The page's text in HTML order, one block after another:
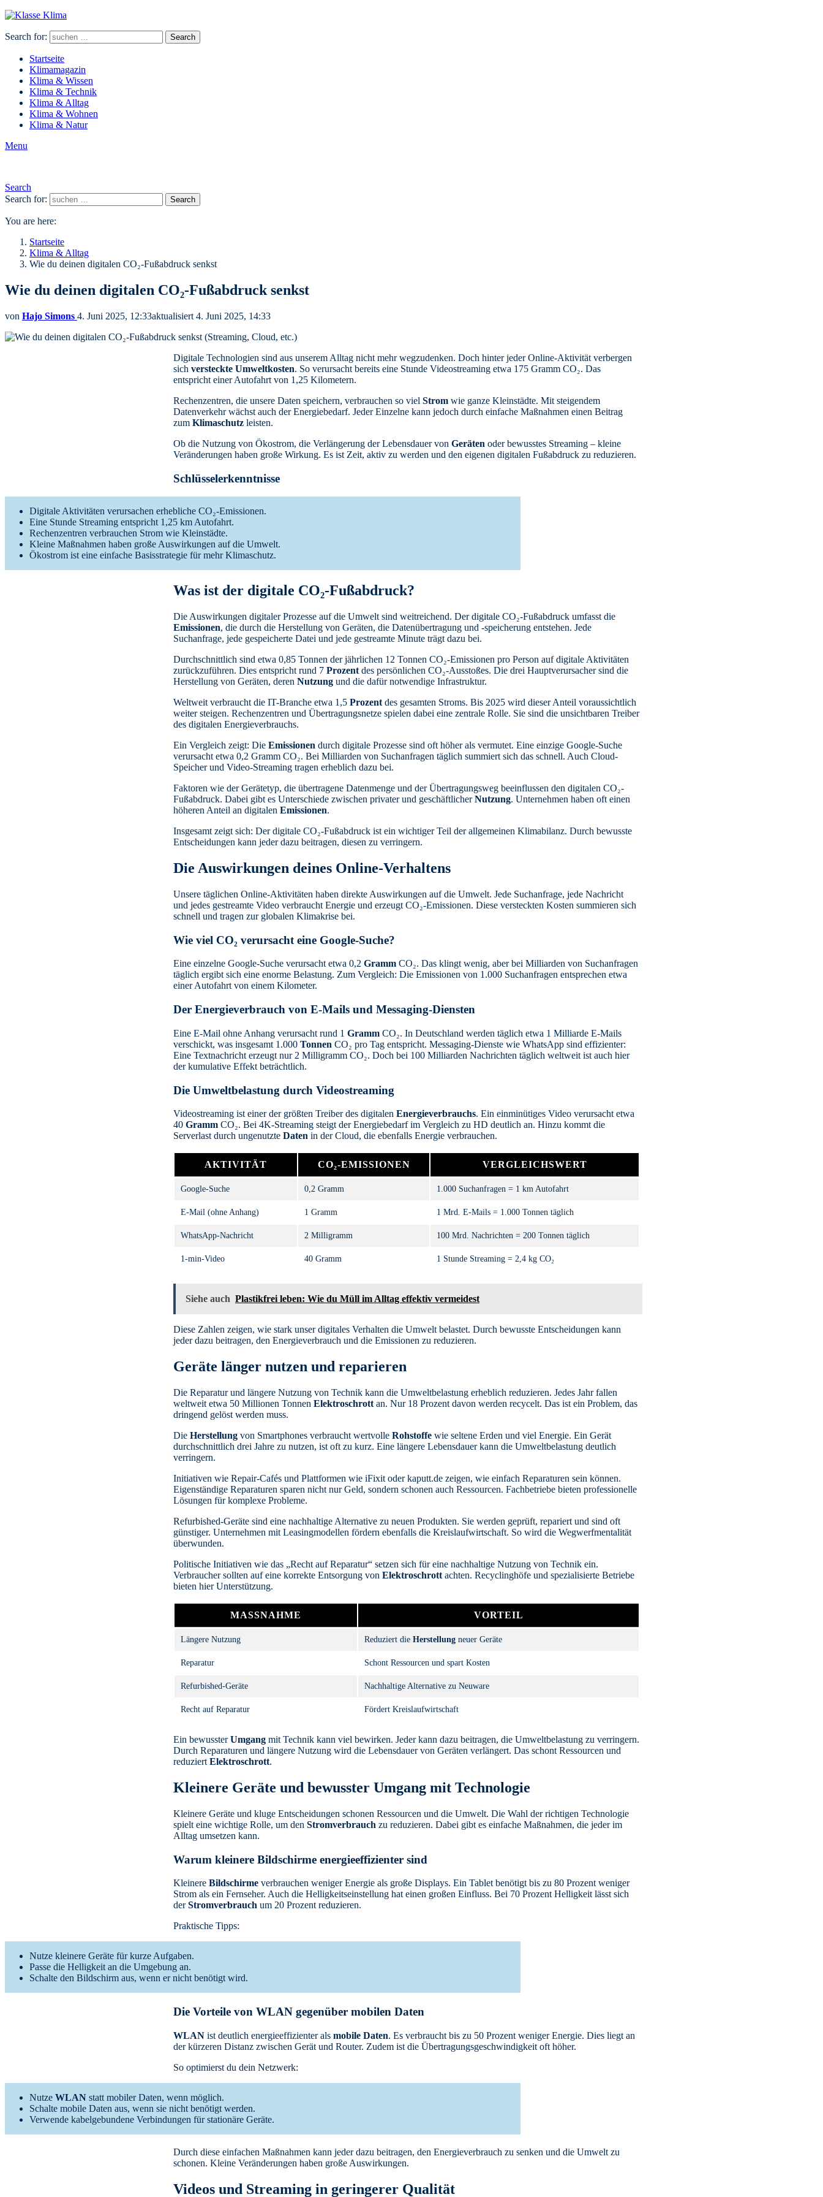
Search for: Search
Startseite
Klimamagazin
Klima & Wissen
Klima & Technik
Klima & Alltag
Klima & Wohnen
Klima & Natur
Menu
Search
Search for:
Search
You are here:
Startseite
Klima & Alltag
Wie du deinen digitalen CO₂-Fußabdruck senkst
Wie du deinen digitalen CO₂-Fußabdruck senkst
von Hajo Simons 4. Juni 2025, 12:33aktualisiert 4. Juni 2025, 14:33
Digitale Technologien sind aus unserem Alltag nicht mehr wegzudenken. Doch hinter jeder Online-Aktivität verbergen
sich versteckte Umweltkosten. So verursacht bereits eine Stunde Videostreaming etwa 175 Gramm CO₂. Das
entspricht einer Autofahrt von 1,25 Kilometern.
Rechenzentren, die unsere Daten speichern, verbrauchen so viel Strom wie ganze Kleinstädte. Mit steigendem
Datenverkehr wächst auch der Energiebedarf. Jeder Einzelne kann jedoch durch einfache Maßnahmen einen Beitrag
zum Klimaschutz leisten.
Ob die Nutzung von Ökostrom, die Verlängerung der Lebensdauer von Geräten oder bewusstes Streaming – kleine
Veränderungen haben große Wirkung. Es ist Zeit, aktiv zu werden und den eigenen digitalen Fußabdruck zu reduzieren.
Schlüsselerkenntnisse
Digitale Aktivitäten verursachen erhebliche CO₂-Emissionen.
Eine Stunde Streaming entspricht 1,25 km Autofahrt.
Rechenzentren verbrauchen Strom wie Kleinstädte.
Kleine Maßnahmen haben große Auswirkungen auf die Umwelt.
Ökostrom ist eine einfache Basisstrategie für mehr Klimaschutz.
Was ist der digitale CO₂-Fußabdruck?
Die Auswirkungen digitaler Prozesse auf die Umwelt sind weitreichend. Der digitale CO₂-Fußabdruck umfasst die
Emissionen, die durch die Herstellung von Geräten, die Datenübertragung und -speicherung entstehen. Jede
Suchanfrage, jede gespeicherte Datei und jede gestreamte Minute trägt dazu bei.
Durchschnittlich sind etwa 0,85 Tonnen der jährlichen 12 Tonnen CO₂-Emissionen pro Person auf digitale Aktivitäten
zurückzuführen. Dies entspricht rund 7 Prozent des persönlichen CO₂-Ausstoßes. Die drei Hauptverursacher sind die
Herstellung von Geräten, deren Nutzung und die dafür notwendige Infrastruktur.
Weltweit verbraucht die IT-Branche etwa 1,5 Prozent des gesamten Stroms. Bis 2025 wird dieser Anteil voraussichtlich
weiter steigen. Rechenzentren und Übertragungsnetze spielen dabei eine zentrale Rolle. Sie sind die unsichtbaren Treiber
des digitalen Energieverbrauchs.
Ein Vergleich zeigt: Die Emissionen durch digitale Prozesse sind oft höher als vermutet. Eine einzige Google-Suche
verursacht etwa 0,2 Gramm CO₂. Bei Milliarden von Suchanfragen täglich summiert sich das schnell. Auch Cloud-
Speicher und Video-Streaming tragen erheblich dazu bei.
Faktoren wie der Gerätetyp, die übertragene Datenmenge und der Übertragungsweg beeinflussen den digitalen CO₂-
Fußabdruck. Dabei gibt es Unterschiede zwischen privater und geschäftlicherNutzung. Unternehmen haben oft einen
höheren Anteil an digitalen Emissionen.
Insgesamt zeigt sich: Der digitale CO₂-Fußabdruck ist ein wichtiger Teil der allgemeinen Klimabilanz. Durch bewusste
Entscheidungen kann jeder dazu beitragen, diesen zu verringern.
Die Auswirkungen deines Online-Verhaltens
Unsere täglichen Online-Aktivitäten haben direkte Auswirkungen auf die Umwelt. Jede Suchanfrage, jede Nachricht
und jedes gestreamte Video verbraucht Energie und erzeugt CO₂-Emissionen. Diese versteckten Kosten summieren sich
schnell und tragen zur globalen Klimakrise bei.
Wie viel CO₂ verursacht eine Google-Suche?
Eine einzelne Google-Suche verursacht etwa 0,2 Gramm CO₂. Das klingt wenig, aber bei Milliarden von Suchanfragen
täglich ergibt sich eine enorme Belastung. Zum Vergleich: Die Emissionen von 1.000 Suchanfragen entsprechen etwa
einer Autofahrt von einem Kilometer.
Der Energieverbrauch von E-Mails und Messaging-Diensten
Eine E-Mail ohne Anhang verursacht rund 1 Gramm CO₂. In Deutschland werden täglich etwa 1 Milliarde E-Mails
verschickt, was insgesamt 1.000 Tonnen CO₂ pro Tag entspricht. Messaging-Dienste wie WhatsApp sind effizienter:
Eine Textnachricht erzeugt nur 2 Milligramm CO₂. Doch bei 100 Milliarden Nachrichten täglich weltweit ist auch hier
der kumulative Effekt beträchtlich.
Die Umweltbelastung durch Videostreaming
Videostreaming ist einer der größten Treiber des digitalen Energieverbrauchs. Ein einminütiges Video verursacht etwa
40 Gramm CO₂. Bei 4K-Streaming steigt der Energiebedarf im Vergleich zu HD deutlich an. Hinzu kommt die
Serverlast durch ungenutzte Daten in der Cloud, die ebenfalls Energie verbrauchen.
AKTIVITÄT CO₂-EMISSIONEN VERGLEICHSWERT
Google-Suche 0,2 Gramm 1.000 Suchanfragen = 1 km Autofahrt
E-Mail (ohne Anhang) 1 Gramm 1 Mrd. E-Mails = 1.000 Tonnen täglich
WhatsApp-Nachricht 2 Milligramm 100 Mrd. Nachrichten = 200 Tonnen täglich
1-min-Video 40 Gramm 1 Stunde Streaming = 2,4 kg CO₂
Siehe auch Plastikfrei leben: Wie du Müll im Alltag effektiv vermeidest
Diese Zahlen zeigen, wie stark unser digitales Verhalten die Umwelt belastet. Durch bewusste Entscheidungen kann
jeder dazu beitragen, den Energieverbrauch und die Emissionen zu reduzieren.
Geräte länger nutzen und reparieren
Die Reparatur und längere Nutzung von Technik kann die Umweltbelastung erheblich reduzieren. Jedes Jahr fallen
weltweit etwa 50 Millionen Tonnen Elektroschrott an. Nur 18 Prozent davon werden recycelt. Das ist ein Problem, das
dringend gelöst werden muss.
Die Herstellung von Smartphones verbraucht wertvolle Rohstoffe wie seltene Erden und viel Energie. Ein Gerät
durchschnittlich drei Jahre zu nutzen, ist oft zu kurz. Eine längere Lebensdauer kann die Umweltbelastung deutlich
verringern.
Initiativen wie Repair-Cafés und Plattformen wie iFixit oder kaputt.de zeigen, wie einfach Reparaturen sein können.
Eigenständige Reparaturen sparen nicht nur Geld, sondern schonen auch Ressourcen. Fachbetriebe bieten professionelle
Lösungen für komplexe Probleme.
Refurbished-Geräte sind eine nachhaltige Alternative zu neuen Produkten. Sie werden geprüft, repariert und sind oft
günstiger. Unternehmen mit Leasingmodellen fördern ebenfalls die Kreislaufwirtschaft. So wird die Wegwerfmentalität
überwunden.
Politische Initiativen wie das „Recht auf Reparatur“ setzen sich für eine nachhaltige Nutzung von Technik ein.
Verbraucher sollten auf eine korrekte Entsorgung von Elektroschrott achten. Recyclinghöfe und spezialisierte Betriebe
bieten hier Unterstützung.
MASSNAHME VORTEIL
Längere Nutzung Reduziert die Herstellung neuer Geräte
Reparatur Schont Ressourcen und spart Kosten
Refurbished-Geräte Nachhaltige Alternative zu Neuware
Recht auf Reparatur Fördert Kreislaufwirtschaft
Ein bewussterUmgang mit Technik kann viel bewirken. Jeder kann dazu beitragen, die Umweltbelastung zu verringern.
Durch Reparaturen und längere Nutzung wird die Lebensdauer von Geräten verlängert. Das schont Ressourcen und
reduziert Elektroschrott.
Kleinere Geräte und bewusster Umgang mit Technologie
Kleinere Geräte und kluge Entscheidungen schonen Ressourcen und die Umwelt. Die Wahl der richtigen Technologie
spielt eine wichtige Rolle, um den Stromverbrauch zu reduzieren. Dabei gibt es einfache Maßnahmen, die jeder im
Alltag umsetzen kann.
Warum kleinere Bildschirme energieeffizienter sind
Kleinere Bildschirme verbrauchen weniger Energie als große Displays. Ein Tablet benötigt bis zu 80 Prozent weniger
Strom als ein Fernseher. Auch die Helligkeitseinstellung hat einen großen Einfluss. Bei 70 Prozent Helligkeit lässt sich
derStromverbrauch um 20 Prozent reduzieren.
Praktische Tipps:
Nutze kleinere Geräte für kurze Aufgaben.
Passe die Helligkeit an die Umgebung an.
Schalte den Bildschirm aus, wenn er nicht benötigt wird.
Die Vorteile von WLAN gegenüber mobilen Daten
WLAN ist deutlich energieeffizienter als mobile Daten. Es verbraucht bis zu 50 Prozent weniger Energie. Dies liegt an
der kürzeren Distanz zwischen Gerät und Router. Zudem ist die Übertragungsgeschwindigkeit oft höher.
So optimierst du dein Netzwerk:
Nutze WLAN statt mobiler Daten, wenn möglich.
Schalte mobile Daten aus, wenn sie nicht benötigt werden.
Verwende kabelgebundene Verbindungen für stationäre Geräte.
Durch diese einfachen Maßnahmen kann jeder dazu beitragen, den Energieverbrauch zu senken und die Umwelt zu
schonen. Kleine Veränderungen haben große Auswirkungen.
Videos und Streaming in geringerer Qualität